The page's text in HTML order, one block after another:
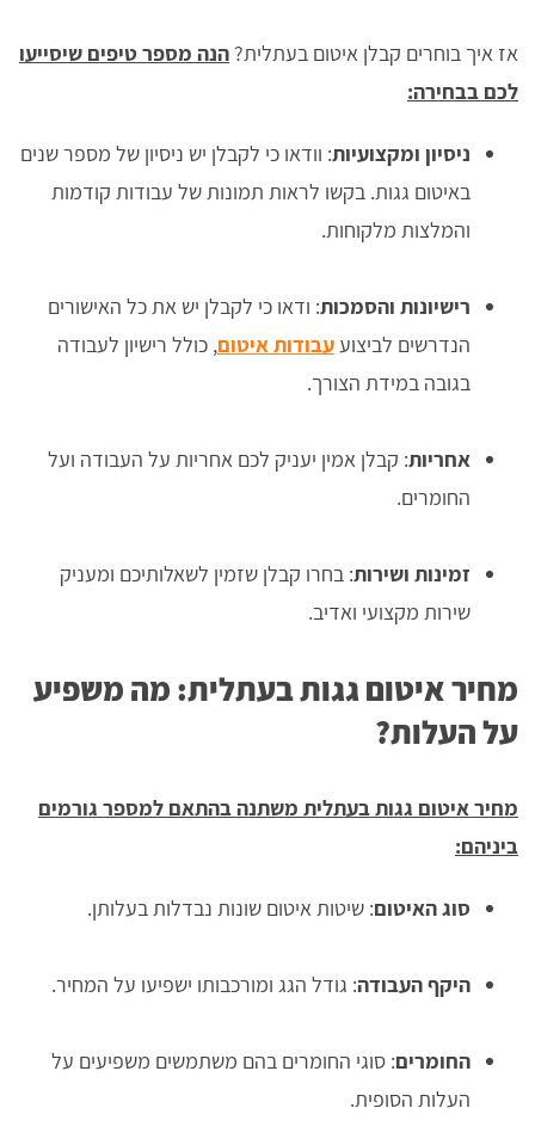
אז איך בוחרים קבלן איטום בעתלית? הנה מספר טיפים שיסייעו
לכם בבחירה:
ניסיון ומקצועיות: וודאו כי לקבלן יש ניסיון של מספר שנים
באיטום גגות. בקשו לראות תמונות של עבודות קודמות
והמלצות מלקוחות.
רישיונות והסמכות: ודאו כי לקבלן יש את כל האישורים
הנדרשים לביצועעבודות איטום, כולל רישיון לעבודה
בגובה במידת הצורך.
אחריות: קבלן אמין יעניק לכם אחריות על העבודה ועל
החומרים.
זמינות ושירות: בחרו קבלן שזמין לשאלותיכם ומעניק
שירות מקצועי ואדיב.
מחיר איטום גגות בעתלית: מה משפיע
על העלות?
מחיר איטום גגות בעתלית משתנה בהתאם למספר גורמים
ביניהם:
סוג האיטום: שיטות איטום שונות נבדלות בעלותן.
היקף העבודה: גודל הגג ומורכבותו ישפיעו על המחיר.
החומרים: סוגי החומרים בהם משתמשים משפיעים על
העלות הסופית.